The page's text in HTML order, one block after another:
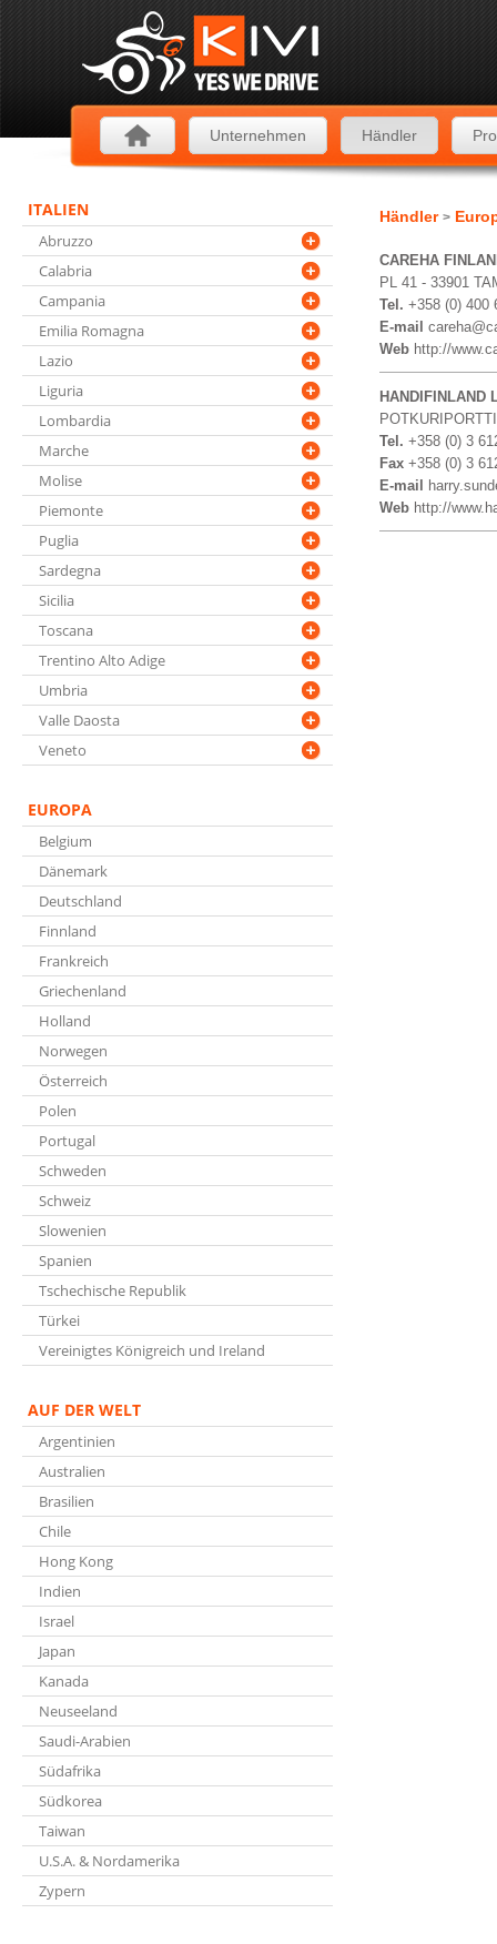
Unternehmen Händler
ITALIEN
Abruzzo
Calabria
Campania
Emilia Romagna
Lazio
Liguria
Lombardia
Marche
Molise
Piemonte
Puglia
Sardegna
Sicilia
Toscana
Trentino Alto Adige
Umbria
Valle Daosta
Veneto
EUROPA
Belgium
Dänemark
Deutschland
Finnland
Frankreich
Griechenland
Holland
Norwegen
Österreich
Polen
Portugal
Schweden
Schweiz
Slowenien
Spanien
Tschechische Republik
Türkei
Vereinigtes Königreich und Ireland
AUF DER WELT
Argentinien
Australien
Brasilien
Chile
Hong Kong
Indien
Israel
Japan
Kanada
Neuseeland
Saudi-Arabien
Südafrika
Südkorea
Taiwan
U.S.A. & Nordamerika
Zypern
Händler >
CAREHA
PL 41 - 33901
Tel. +358 (0) 400
E-mail
Web http://
HANDIFINLAND
Tel. +358 (0) 3
Fax +358 (0) 3
E-mail
Web http://